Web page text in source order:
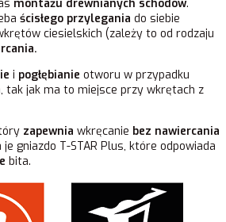
montażu drewnianych schodów.
ścisłego przylegania do siebie
ciesielskich (zależy to od rodzaju
i pogłębianie otworu w przypadku
tak jak ma to miejsce przy wkrętach z
zapewnia wkręcanie bez nawiercania
gniazdo T-STAR Plus, które odpowiada
bita.